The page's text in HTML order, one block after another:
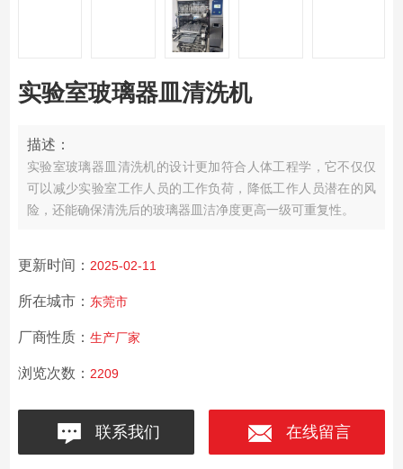
实验室玻璃器皿清洗机
描述：
实验室玻璃器皿清洗机的设计更加符合人体工程学，它不仅仅
可以减少实验室工作人员的工作负荷，降低工作人员潜在的风
险，还能确保清洗后的玻璃器皿洁净度更高一级可重复性。
更新时间： 2025-02-11
所在城市： 东莞市
厂商性质： 生产厂家
浏览次数： 2209
联系我们 在线留言